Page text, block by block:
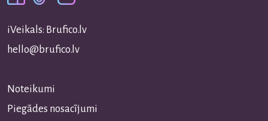
iVeikals: Brufico.lv
hello@brufico.lv
Noteikumi
Piegādes nosacījumi